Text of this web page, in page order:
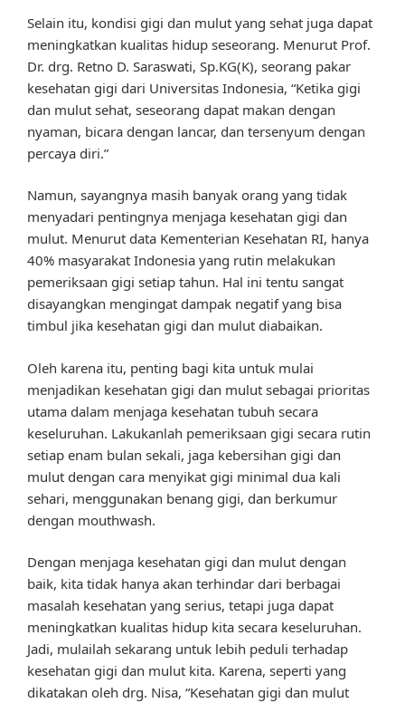
Selain itu, kondisi gigi dan mulut yang sehat juga dapat
meningkatkan kualitas hidup seseorang. Menurut Prof.
Dr. drg. Retno D. Saraswati, Sp.KG(K), seorang pakar
kesehatan gigi dari Universitas Indonesia, “Ketika gigi
dan mulut sehat, seseorang dapat makan dengan
nyaman, bicara dengan lancar, dan tersenyum dengan
percaya diri.”
Namun, sayangnya masih banyak orang yang tidak
menyadari pentingnya menjaga kesehatan gigi dan
mulut. Menurut data Kementerian Kesehatan RI, hanya
40% masyarakat Indonesia yang rutin melakukan
pemeriksaan gigi setiap tahun. Hal ini tentu sangat
disayangkan mengingat dampak negatif yang bisa
timbul jika kesehatan gigi dan mulut diabaikan.
Oleh karena itu, penting bagi kita untuk mulai
menjadikan kesehatan gigi dan mulut sebagai prioritas
utama dalam menjaga kesehatan tubuh secara
keseluruhan. Lakukanlah pemeriksaan gigi secara rutin
setiap enam bulan sekali, jaga kebersihan gigi dan
mulut dengan cara menyikat gigi minimal dua kali
sehari, menggunakan benang gigi, dan berkumur
dengan mouthwash.
Dengan menjaga kesehatan gigi dan mulut dengan
baik, kita tidak hanya akan terhindar dari berbagai
masalah kesehatan yang serius, tetapi juga dapat
meningkatkan kualitas hidup kita secara keseluruhan.
Jadi, mulailah sekarang untuk lebih peduli terhadap
kesehatan gigi dan mulut kita. Karena, seperti yang
dikatakan oleh drg. Nisa, “Kesehatan gigi dan mulut